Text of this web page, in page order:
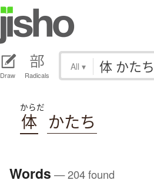
Draw Radicals
All ▾
からだ
体 かたち
Words — 204 found